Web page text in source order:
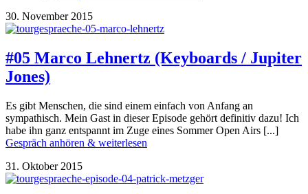
30. November 2015
#05 Marco Lehnertz (Keyboards / Jupiter
Jones)
Es gibt Menschen, die sind einem einfach von Anfang an
sympathisch. Mein Gast in dieser Episode gehört definitiv dazu! Ich
habe ihn ganz entspannt im Zuge eines Sommer Open Airs [...]
Gespräch anhören & weiterlesen
31. Oktober 2015